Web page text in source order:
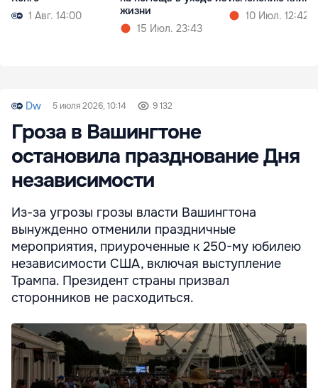
1 Авг. 14:00
жизни
15 Июл. 23:43
10 Июл. 12:42
Dw 5 июля 2026, 10:14 9 132
Гроза в Вашингтоне
остановила празднование Дня
независимости
Из-за угрозы грозы власти Вашингтона
вынужденно отменили праздничные
мероприятия, приуроченные к 250-му юбилею
независимости США, включая выступление
Трампа. Президент страны призвал
сторонников не расходиться.